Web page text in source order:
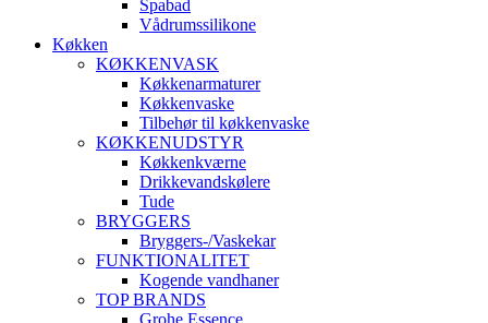
Spabad
Vådrumssilikone
Køkken
KØKKENVASK
Køkkenarmaturer
Køkkenvaske
Tilbehør til køkkenvaske
KØKKENUDSTYR
Køkkenkværne
Drikkevandskølere
Tude
BRYGGERS
Bryggers-/Vaskekar
FUNKTIONALITET
Kogende vandhaner
TOP BRANDS
Grohe Essence